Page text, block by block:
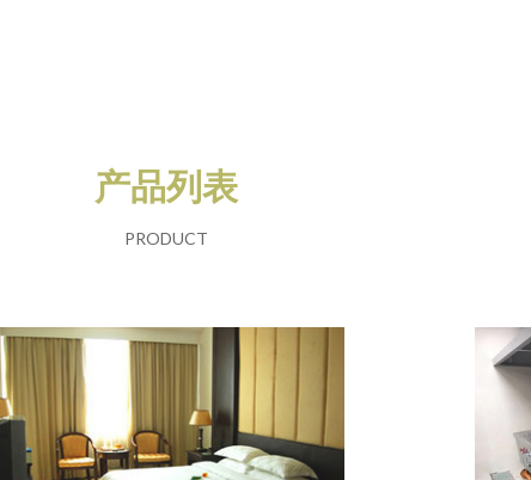
产品列表
PRODUCT